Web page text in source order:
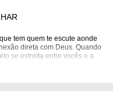
tem quem te escute aonde
direta com Deus. Quando
se estreita entre vocês e a
fé te leva além!